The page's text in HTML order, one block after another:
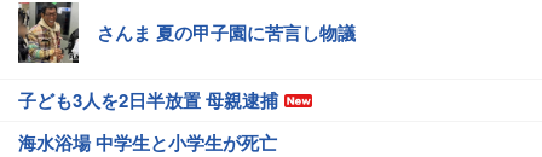
さんま 夏の甲子園に苦言し物議
子ども3人を2日半放置 母親逮捕
海水浴場 中学生と小学生が死亡